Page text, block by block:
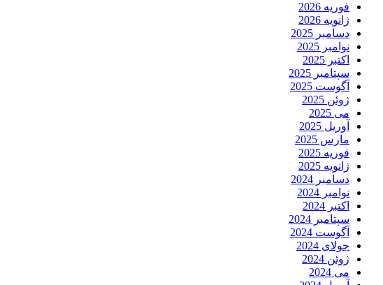
فوریه 2026
ژانویه 2026
دسامبر 2025
نوامبر 2025
اکتبر 2025
سپتامبر 2025
آگوست 2025
ژوئن 2025
می 2025
آوریل 2025
مارس 2025
فوریه 2025
ژانویه 2025
دسامبر 2024
نوامبر 2024
اکتبر 2024
سپتامبر 2024
آگوست 2024
جولای 2024
ژوئن 2024
می 2024